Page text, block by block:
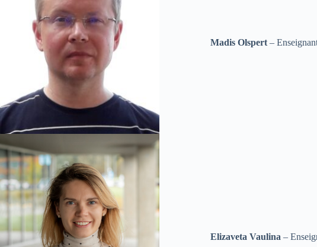
Madis Olspert–
Elizaveta Vaulina –